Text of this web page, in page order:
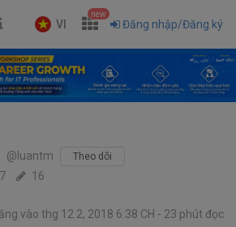
VI
new
Đăng nhập/Đăng ký
@luantm Theo dõi
16
vào thg 12 2, 2018 6:38 CH 23 phút đọc